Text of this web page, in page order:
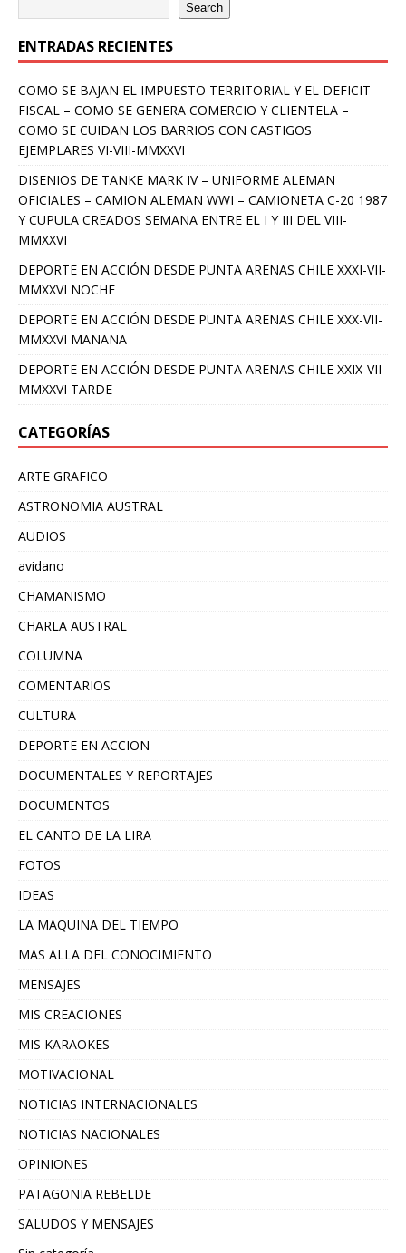
Search
ENTRADAS RECIENTES
COMO SE BAJAN EL IMPUESTO TERRITORIAL Y EL DEFICIT
FISCAL – COMO SE GENERA COMERCIO Y CLIENTELA –
COMO SE CUIDAN LOS BARRIOS CON CASTIGOS
EJEMPLARES VI-VIII-MMXXVI
DISENIOS DE TANKE MARK IV – UNIFORME ALEMAN
OFICIALES – CAMION ALEMAN WWI – CAMIONETA C-20 1987
Y CUPULA CREADOS SEMANA ENTRE EL I Y III DEL VIII-
MMXXVI
DEPORTE EN ACCIÓN DESDE PUNTA ARENAS CHILE XXXI-VII-
MMXXVI NOCHE
DEPORTE EN ACCIÓN DESDE PUNTA ARENAS CHILE XXX-VII-
MMXXVI MAÑANA
DEPORTE EN ACCIÓN DESDE PUNTA ARENAS CHILE XXIX-VII-
MMXXVI TARDE
CATEGORÍAS
ARTE GRAFICO
ASTRONOMIA AUSTRAL
AUDIOS
avidano
CHAMANISMO
CHARLA AUSTRAL
COLUMNA
COMENTARIOS
CULTURA
DEPORTE EN ACCION
DOCUMENTALES Y REPORTAJES
DOCUMENTOS
EL CANTO DE LA LIRA
FOTOS
IDEAS
LA MAQUINA DEL TIEMPO
MAS ALLA DEL CONOCIMIENTO
MENSAJES
MIS CREACIONES
MIS KARAOKES
MOTIVACIONAL
NOTICIAS INTERNACIONALES
NOTICIAS NACIONALES
OPINIONES
PATAGONIA REBELDE
SALUDOS Y MENSAJES